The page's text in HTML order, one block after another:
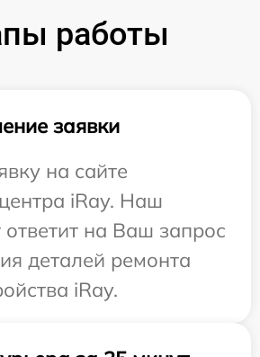
работы
заявки
на сайте
iRay. Наш
ответит на Ваш запрос
деталей ремонта
iRay.